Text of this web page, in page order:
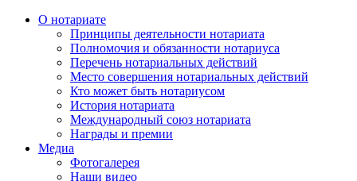
О нотариате
Принципы деятельности нотариата
Полномочия и обязанности нотариуса
Перечень нотариальных действий
Место совершения нотариальных действий
Кто может быть нотариусом
История нотариата
Международный союз нотариата
Награды и премии
Медиа
Фотогалерея
Наши видео